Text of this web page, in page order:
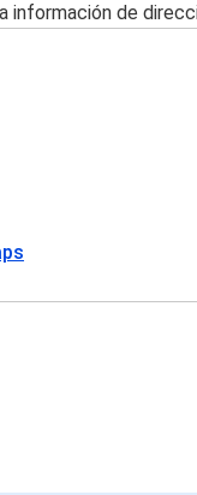
información de